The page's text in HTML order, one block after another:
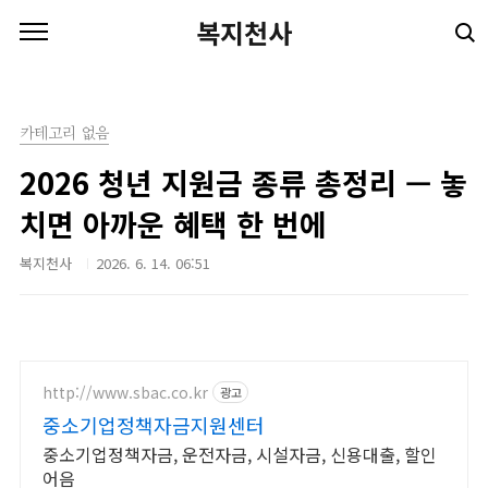
복지천사
카테고리 없음
2026 청년 지원금 종류 총정리 — 놓
치면 아까운 혜택 한 번에
복지천사 2026. 6. 14. 06:51
http://www.sbac.co.kr 광고
중소기업정책자금지원센터
중소기업정책자금, 운전자금, 시설자금, 신용대출, 할인
어음